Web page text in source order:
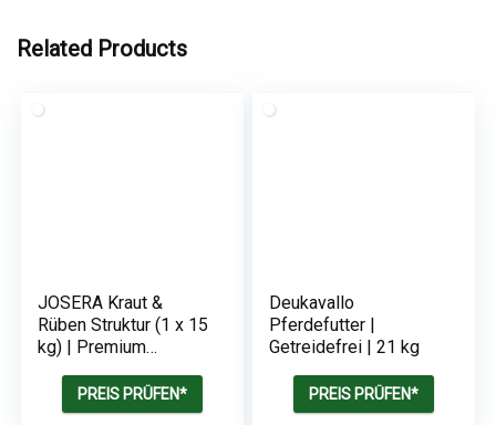
Related Products
JOSERA Kraut &
Rüben Struktur (1 x 15
kg) | Premium
Getreidefreier
Strukturmix
PREIS PRÜFEN*
Deukavallo
Pferdefutter |
Getreidefrei | 21 kg
PREIS PRÜFEN*